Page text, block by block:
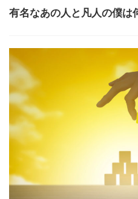
有名なあの人と凡人の僕は